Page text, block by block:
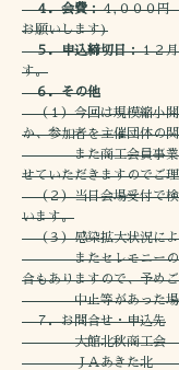
４．会費：４,０００円
お願いします)
５．申込締切日：１２
す。
６．その他
（１）今回は規模縮小開
か、参加者を主催団体の
また商工会員事業所に
せていただきますのでご
（２）当日会場受付で検
います。
（３）感染拡大状況によ
またセレモニーのみを
合もありますので、予め
中止等があった場合は
７．お問合せ・申込先
大館北秋商工会 ℡
ＪＡあきた北 ℡